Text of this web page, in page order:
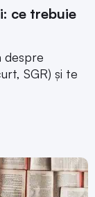
ce trebuie
despre
SGR) și te